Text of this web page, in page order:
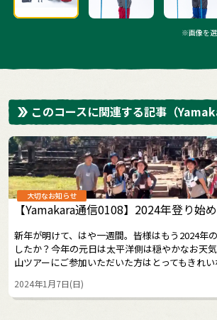
※画像を
このコースに関連する記事 （
大切なお知らせ
【Yamakara通信0108】2024年登り始
新年が明けて、はや一週間。皆様はもう2024年
したか？今年の元日は太平洋側は穏やかなお天
山ツアーにご参加いただいた方はとってもきれ
2024年1月7日(日)